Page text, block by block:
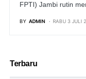
FPTI) Jambi rutin
BY ADMIN RABU 3 JULI
Terbaru